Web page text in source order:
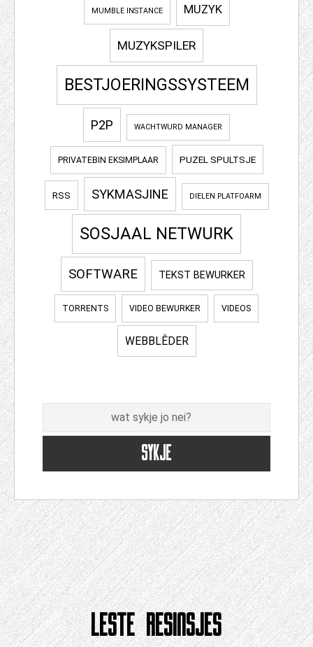
MUMBLE INSTANCE MUZYK
MUZYKSPILER
BESTJOERINGSSYSTEEM
P2P WACHTWURD MANAGER
PRIVATEBIN EKSIMPLAAR PUZEL SPULTSJE
RSS SYKMASJINE DIELEN PLATFOARM
SOSJAAL NETWURK
SOFTWARE TEKST BEWURKER
TORRENTS VIDEO BEWURKER VIDEOS
WEBBLÊDER
Sykje
SYKJE
LÊSTE RESINSJES